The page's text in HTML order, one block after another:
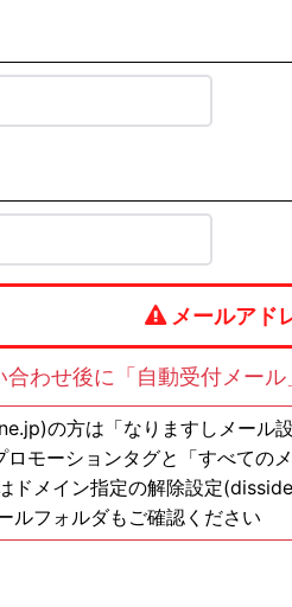
メールアド
合わせ後に「自動受付メー
の方は「なりますしメール設
モーションタグと「すべてのメ
ドメイン指定の解除設定
ルフォルダもご確認ください